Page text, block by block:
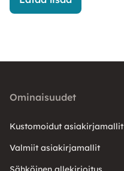
Ominaisuudet
Kustomoidut asiakirjamallit
Valmiit asiakirjamallit